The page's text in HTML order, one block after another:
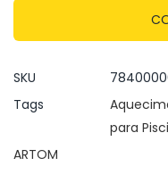
SKU
Tags
para
ARTOM